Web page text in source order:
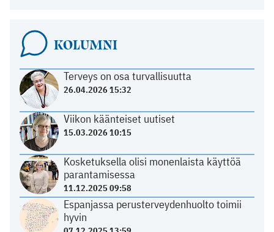
KOLUMNI
Terveys on osa turvallisuutta
26.04.2026 15:32
Viikon käänteiset uutiset
15.03.2026 10:15
Kosketuksella olisi monenlaista käyttöä
parantamisessa
11.12.2025 09:58
Espanjassa perusterveydenhuolto toimii
hyvin